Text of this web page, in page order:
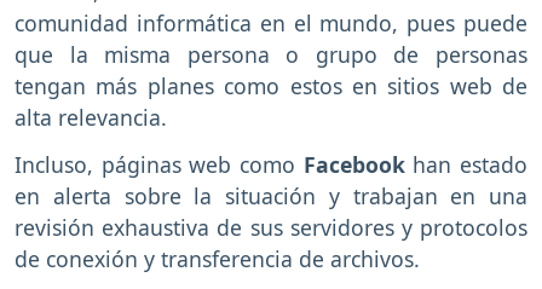
comunidad informática en el mundo, pues puede
que la misma persona o grupo de personas
tengan más planes como estos en sitios web de
alta relevancia.
Incluso, páginas web como Facebook han estado
en alerta sobre la situación y trabajan en una
revisión exhaustiva de sus servidores y protocolos
de conexión y transferencia de archivos.